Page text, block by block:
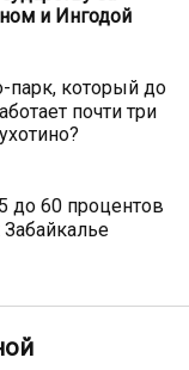
и Ингодой
парк, который до
почти три
до 60 процентов
а статистика